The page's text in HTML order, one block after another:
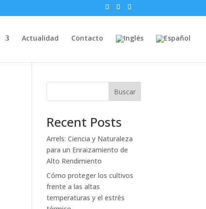
Actualidad Contacto
Buscar
Recent Posts
Arrels: Ciencia y Naturaleza
para un Enraizamiento de
Alto Rendimiento
Cómo proteger los cultivos
frente a las altas
temperaturas y el estrés